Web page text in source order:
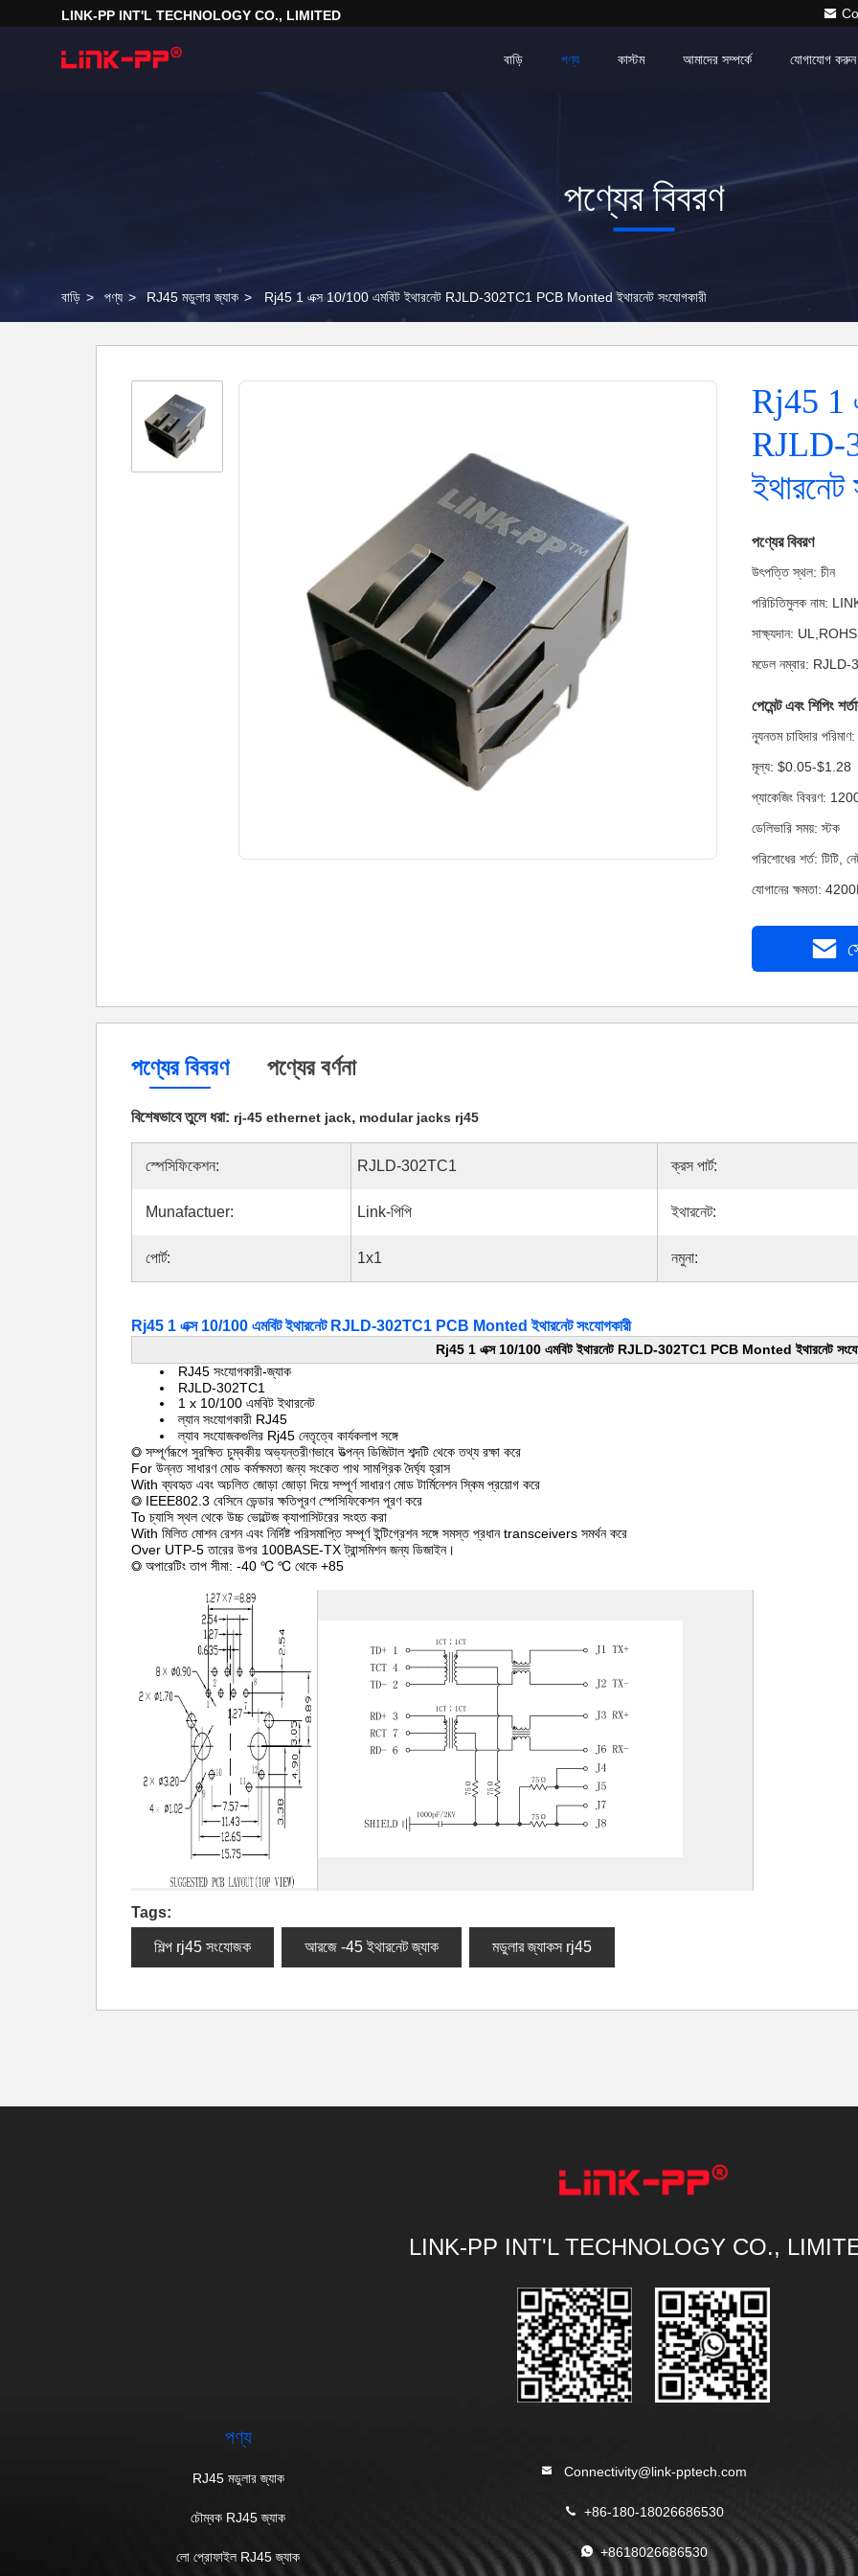
LINK-PP INT'L TECHNOLOGY CO., LIMITED
বাড়ি পণ্য আমাদের সম্পর্কে যোগাযোগ করুন
কাস্টম
পণ্যের বিবরণ
বাড়ি > পণ্য > RJ45 মডুলার জ্যাক > Rj45 1 এক্স 10/100 এমবিট ইথারনেট RJLD-302TC1 PCB Monted ইথারনেট সংযোগকারী
Rj45 1
RJLD-
ইথারনেট
পণ্যের বিবরণ
উৎপত্তি স্থল: চীন
পরিচিতিমুলক নাম:
সাক্ষ্যদান:
মডেল নম্বার:
পেমেন্ট এবং শিপিং
ন্যূনতম চাহিদার
মূল্য: $0.05-$1.28
প্যাকেজিং বিবরণ:
ডেলিভারি সময়: স্টক
পরিশোধের শর্ত: টিটি,
যোগানের ক্ষমতা:
পণ্যের বিবরণ পণ্যের বর্ণনা
বিশেষভাবে তুলে ধরা: rj-45 ethernet jack, modular jacks rj45
স্পেসিফিকেশন: RJLD-302TC1 ক্রস পার্ট:
Munafactuer: Link-পিপি ইথারনেট:
পোর্ট: 1x1 নমুনা:
Rj45 1 এক্স 10/100 এমবিট ইথারনেট RJLD-302TC1 PCB Monted ইথারনেট সংযোগকারী
Rj45 1 এক্স 10/100 এমবিট ইথারনেট RJLD-302TC1 PCB Monted ইথারনেট
RJ45 সংযোগকারী-জ্যাক
RJLD-302TC1
1 x 10/100 এমবিট ইথারনেট
ল্যান সংযোগকারী RJ45
ল্যাব সংযোজকগুলির Rj45 নেতৃত্বে কার্যকলাপ সঙ্গে
◎ সম্পূর্ণরূপে সুরক্ষিত চুম্বকীয় অভ্যন্তরীণভাবে উত্পন্ন ডিজিটাল শব্দটি থেকে তথ্য রক্ষা করে
For উন্নত সাধারণ মোড কর্মক্ষমতা জন্য সংকেত পাথ সামগ্রিক দৈর্ঘ্য হ্রাস
With ব্যবহৃত এবং অচলিত জোড়া জোড়া দিয়ে সম্পূর্ণ সাধারণ মোড টার্মিনেশন স্কিম প্রয়োগ করে
◎ IEEE802.3 বেসিনে ভেন্ডার ক্ষতিপূরণ স্পেসিফিকেশন পূরণ করে
To চ্যাসি স্থল থেকে উচ্চ ভোল্টেজ ক্যাপাসিটরের সংহত করা
With মিলিত মোশন রেশন এবং নির্দিষ্ট পরিসমাপ্তি সম্পূর্ণ ইন্টিগ্রেশন সঙ্গে সমস্ত প্রধান transceivers সমর্থন করে
Over UTP-5 তারের উপর 100BASE-TX ট্রান্সমিশন জন্য ডিজাইন।
◎ অপারেটিং তাপ সীমা: -40 ℃ ℃ থেকে +85
Tags:
শিল্প rj45 সংযোজক আরজে -45 ইথারনেট জ্যাক মডুলার জ্যাকস rj45
LINK-PP INT'L TECHNOLOGY CO.,
পণ্য
RJ45 মডুলার জ্যাক
চৌম্বক RJ45 জ্যাক
লো প্রোফাইল RJ45 জ্যাক
Connectivity@link-pptech.com
+86-180-18026686530
+8618026686530